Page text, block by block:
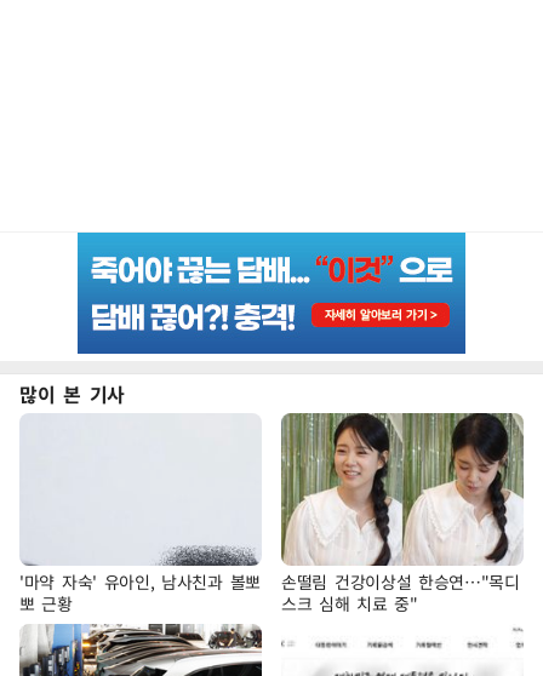
많이 본 기사
'마약 자숙' 유아인, 남사친과 볼뽀
뽀 근황
손떨림 건강이상설 한승연…"목디
스크 심해 치료 중"